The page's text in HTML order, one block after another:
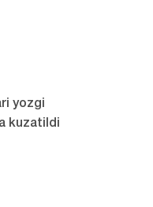
yozgi
kuzatildi